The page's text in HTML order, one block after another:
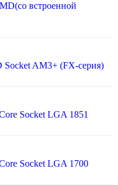
встроенной
Socket AM3+ (FX-серия)
Socket LGA 1851
Socket LGA 1700